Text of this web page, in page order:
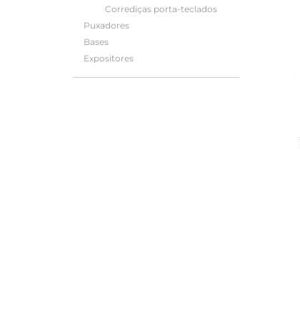
Corrediças porta-teclados
Puxadores
Bases
Expositores